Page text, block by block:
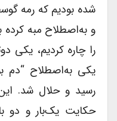
شده بودیم که رمه
و به‌اصطلاح مبه کرده
را چاره کردیم، یکی
یکی به‌اصطلاح “دم
رسید و حلال شد.
حکایت یک‌بار و دو